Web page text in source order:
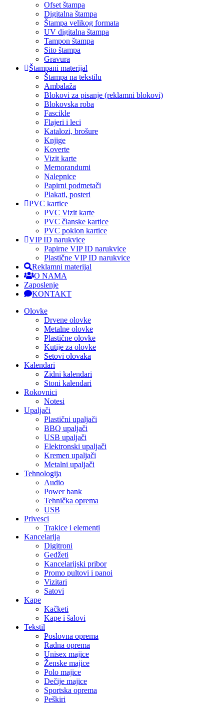
Ofset štampa
Digitalna štampa
Štampa velikog formata
UV digitalna štampa
Tampon štampa
Sito štampa
Gravura
Štampani materijal
Štampa na tekstilu
Ambalaža
Blokovi za pisanje (reklamni blokovi)
Blokovska roba
Fascikle
Flajeri i leci
Katalozi, brošure
Knjige
Koverte
Vizit karte
Memorandumi
Nalepnice
Papirni podmetači
Plakati, posteri
PVC kartice
PVC Vizit karte
PVC članske kartice
PVC poklon kartice
VIP ID narukvice
Papirne VIP ID narukvice
Plastične VIP ID narukvice
Reklamni materijal
O NAMA
Zaposlenje
KONTAKT
Olovke
Drvene olovke
Metalne olovke
Plastične olovke
Kutije za olovke
Setovi olovaka
Kalendari
Zidni kalendari
Stoni kalendari
Rokovnici
Notesi
Upaljači
Plastični upaljači
BBQ upaljači
USB upaljači
Elektronski upaljači
Kremen upaljači
Metalni upaljači
Tehnologija
Audio
Power bank
Tehnička oprema
USB
Privesci
Trakice i elementi
Kancelarija
Digitroni
Gedžeti
Kancelarijski pribor
Promo pultovi i panoi
Vizitari
Satovi
Kape
Kačketi
Kape i šalovi
Tekstil
Poslovna oprema
Radna oprema
Unisex majice
Ženske majice
Polo majice
Dečije majice
Sportska oprema
Peškiri